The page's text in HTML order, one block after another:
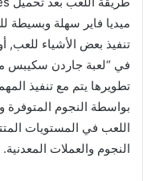
ميديا فاير سهلة وبسيطة
تنفيذ بعض الأشياء للعب,
في “لعبة جاردن سكيبس
تطويرها يتم مع تنفيذ
بواسطة النجوم
اللعب في المستويات
النجوم والعملات المعدنية.